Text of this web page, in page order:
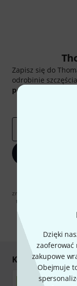
Dzięki
zaoferować
zakupowe
Obejmuje
Zapisz się do
odrobinie
podarunkowych
Klikając na
materialów
zrezygnować z
temat newslettera
Kupuj i płać